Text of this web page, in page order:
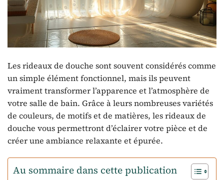
Les rideaux de douche sont souvent considérés comme
un simple élément fonctionnel, mais ils peuvent
vraiment transformer l’apparence et l’atmosphère de
votre salle de bain. Grâce à leurs nombreuses variétés
de couleurs, de motifs et de matières, les rideaux de
douche vous permettront d’éclairer votre pièce et de
créer une ambiance relaxante et épurée.
Au sommaire dans cette publication